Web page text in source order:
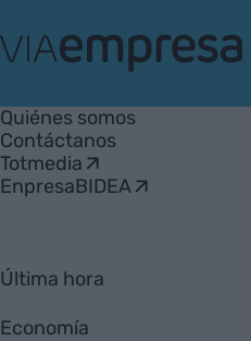
Empresa
Quiénes somos
Contáctanos
Totmedia
EnpresaBIDEA
Última hora
Economía